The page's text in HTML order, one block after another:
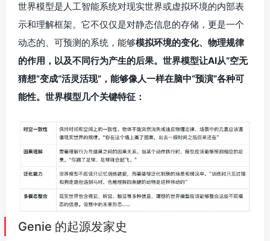
世界模型是人工智能系统对现实世界或虚拟环境的内部表
示和理解框架。它不仅仅是对静态信息的存储，更是一个
动态的、可预测的系统，能够模拟环境的变化、物理规律
的作用，以及不同行为产生的后果。世界模型让AI从“空无
猜想”变成“活灵活现”，能够像人一样在脑中“预演”各种可
能性。世界模型几个关键特征：
Genie 的起源发家史